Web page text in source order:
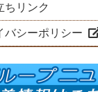
ちリンク
バシーポリシー